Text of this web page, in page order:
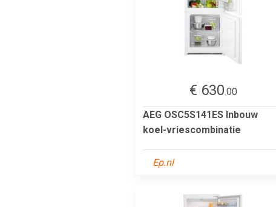
€ 630.00
AEG OSC5S141ES Inbouw
koel-vriescombinatie
Ep.nl